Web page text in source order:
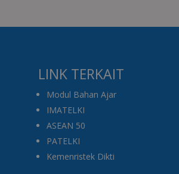
LINK TERKAIT
Modul Bahan Ajar
IMATELKI
ASEAN 50
PATELKI
Kemenristek Dikti